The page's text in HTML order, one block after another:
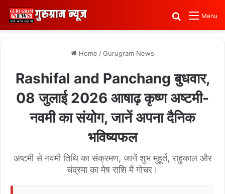
Menu
Search for
Home /Gurugram News
Rashifal and Panchang बुधवार,
08 जुलाई 2026 आषाढ़ कृष्ण अष्टमी-
नवमी का संयोग, जानें अपना दैनिक
भविष्यफल
अष्टमी से नवमी तिथि का संक्रमण, जानें शुभ मुहूर्त, राहुकाल और
चंद्रमा का मेष राशि में गोचर।